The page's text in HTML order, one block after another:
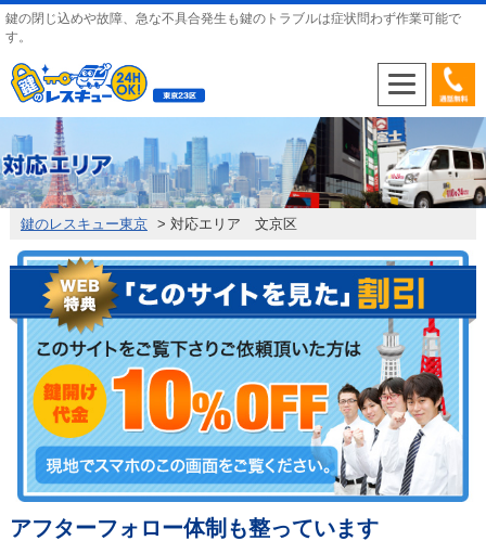
鍵の閉じ込めや故障、急な不具合発生も鍵のトラブルは症状問わず作業可能で
す。
鍵のレスキュー東京 > 対応エリア 文京区
アフターフォロー体制も整っています